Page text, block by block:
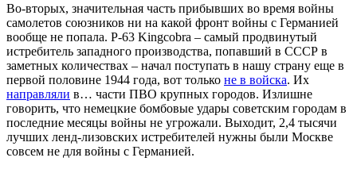
Во-вторых, значительная часть прибывших во время войны
самолетов союзников ни на какой фронт войны с Германией
вообще не попала. P-63 Kingcobra – самый продвинутый
истребитель западного производства, попавший в СССР в
заметных количествах – начал поступать в нашу страну еще в
первой половине 1944 года, вот только не в войска. Их
направляли в… части ПВО крупных городов. Излишне
говорить, что немецкие бомбовые удары советским городам в
последние месяцы войны не угрожали. Выходит, 2,4 тысячи
лучших ленд-лизовских истребителей нужны были Москве
совсем не для войны с Германией.